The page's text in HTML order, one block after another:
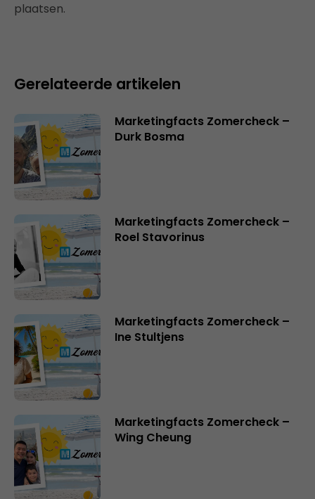
plaatsen.
Gerelateerde artikelen
Marketingfacts Zomercheck –
Durk Bosma
Marketingfacts Zomercheck –
Roel Stavorinus
Marketingfacts Zomercheck –
Ine Stultjens
Marketingfacts Zomercheck –
Wing Cheung